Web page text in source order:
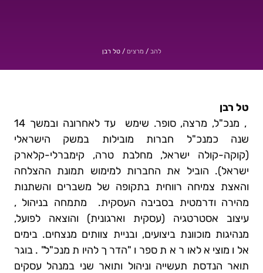
להב / מרצים /טל רבן
טל רבן
, מנכ"ל, מרצה, סופר. שימש עד לאחרונה ובמשך 14
שנה כמנכ"ל חברות מובילות במשק הישראלי
(קוקה-קולה ישראל, מחלבת טרה, קימברלי-קלארק
ישראל). הוביל את החברות למימוש תמונת ההצלחה
והאצת צמיחה רווחית בתקופה של משברים והשתנות
מהירה ודרמטית בסביבה העסקית. מתמחה בניהול ,
עיצוב אסטרטגיה (עסקית וארגונית) והוצאה לפועל,
מנהיגות מוכוונת ביצועים, ובניית צוותים מנצחים. בימים
אלו מוציא לאור את ספרו "הדרך להיות מנכ"ל". בוגר
תואר הנדסת תעשייה וניהול ותואר שני במנהל עסקים